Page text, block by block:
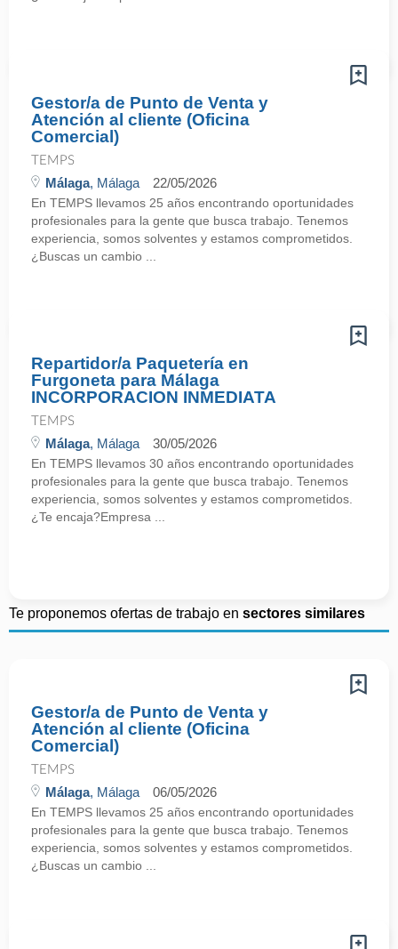
Gestor/a de Punto de Venta y
Atención al cliente (Oficina
Comercial)
TEMPS
Málaga, Málaga 22/05/2026
En TEMPS llevamos 25 años encontrando oportunidades
profesionales para la gente que busca trabajo. Tenemos
experiencia, somos solventes y estamos comprometidos.
¿Buscas un cambio ...
Repartidor/a Paquetería en
Furgoneta para Málaga
INCORPORACION INMEDIATA
TEMPS
Málaga, Málaga 30/05/2026
En TEMPS llevamos 30 años encontrando oportunidades
profesionales para la gente que busca trabajo. Tenemos
experiencia, somos solventes y estamos comprometidos.
¿Te encaja?Empresa ...
Te proponemos ofertas de trabajo en sectores similares
Gestor/a de Punto de Venta y
Atención al cliente (Oficina
Comercial)
TEMPS
Málaga, Málaga 06/05/2026
En TEMPS llevamos 25 años encontrando oportunidades
profesionales para la gente que busca trabajo. Tenemos
experiencia, somos solventes y estamos comprometidos.
¿Buscas un cambio ...